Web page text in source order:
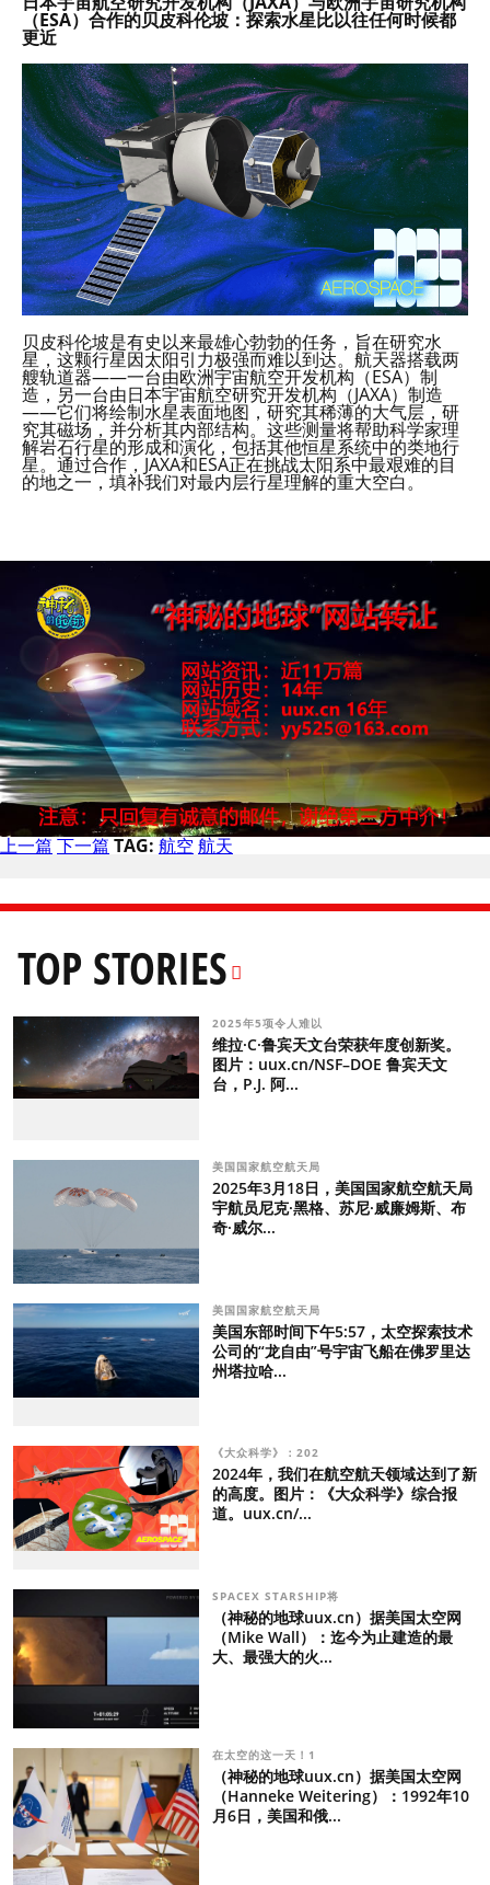
（ESA）合作的贝皮科伦坡：探索水星比以往任何时候都
更近
贝皮科伦坡是有史以来最雄心勃勃的任务，旨在研究水
星，这颗行星因太阳引力极强而难以到达。航天器搭载两
艘轨道器——一台由欧洲宇宙航空开发机构（ESA）制
造，另一台由日本宇宙航空研究开发机构（JAXA）制造
——它们将绘制水星表面地图，研究其稀薄的大气层，研
究其磁场，并分析其内部结构。这些测量将帮助科学家理
解岩石行星的形成和演化，包括其他恒星系统中的类地行
星。通过合作，JAXA和ESA正在挑战太阳系中最艰难的目
的地之一，填补我们对最内层行星理解的重大空白。
上一篇 下一篇 TAG: 航空 航天
TOP STORIES
2025年5项令人难以
维拉·C·鲁宾天文台荣获年度创新奖。
图片：uux.cn/NSF–DOE 鲁宾天文
台，P.J. 阿...
美国国家航空航天局
2025年3月18日，美国国家航空航天局
宇航员尼克·黑格、苏尼·威廉姆斯、布
奇·威尔...
美国国家航空航天局
美国东部时间下午5:57，太空探索技术
公司的“龙自由”号宇宙飞船在佛罗里达
州塔拉哈...
《大众科学》：202
2024年，我们在航空航天领域达到了新
的高度。图片：《大众科学》综合报
道。uux.cn/...
SPACEX STARSHIP将
（神秘的地球uux.cn）据美国太空网
（Mike Wall）：迄今为止建造的最
大、最强大的火...
在太空的这一天！1
（神秘的地球uux.cn）据美国太空网
（Hanneke Weitering）：1992年10
月6日，美国和俄...